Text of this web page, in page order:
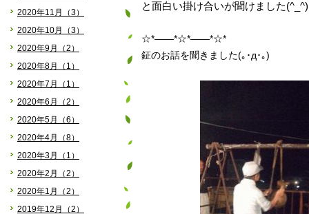
2020年11月（3）
2020年10月（3）
2020年9月（2）
2020年8月（1）
2020年7月（1）
2020年6月（2）
2020年5月（6）
2020年4月（8）
2020年3月（1）
2020年2月（2）
2020年1月（2）
2019年12月（2）
と面白い掛け合いが聞けました(^_^)
☆*――*☆*――*☆*
鉦のお話を聞きました(｡･д･｡)